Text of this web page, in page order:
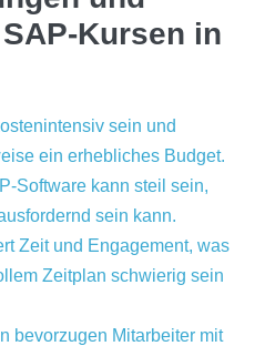
Kursen in
sein und
ein erhebliches Budget.
Software kann steil sein,
sein kann.
Zeit und Engagement, was
Zeitplan schwierig sein
bevorzugen Mitarbeiter mit